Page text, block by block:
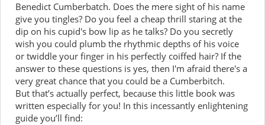
Benedict Cumberbatch. Does the mere sight of his name
give you tingles? Do you feel a cheap thrill staring at the
dip on his cupid's bow lip as he talks? Do you secretly
wish you could plumb the rhythmic depths of his voice
or twiddle your finger in his perfectly coiffed hair? If the
answer to these questions is yes, then I'm afraid there's a
very great chance that you could be a Cumberbitch.
But that’s actually perfect, because this little book was
written especially for you! In this incessantly enlightening
guide you’ll find: